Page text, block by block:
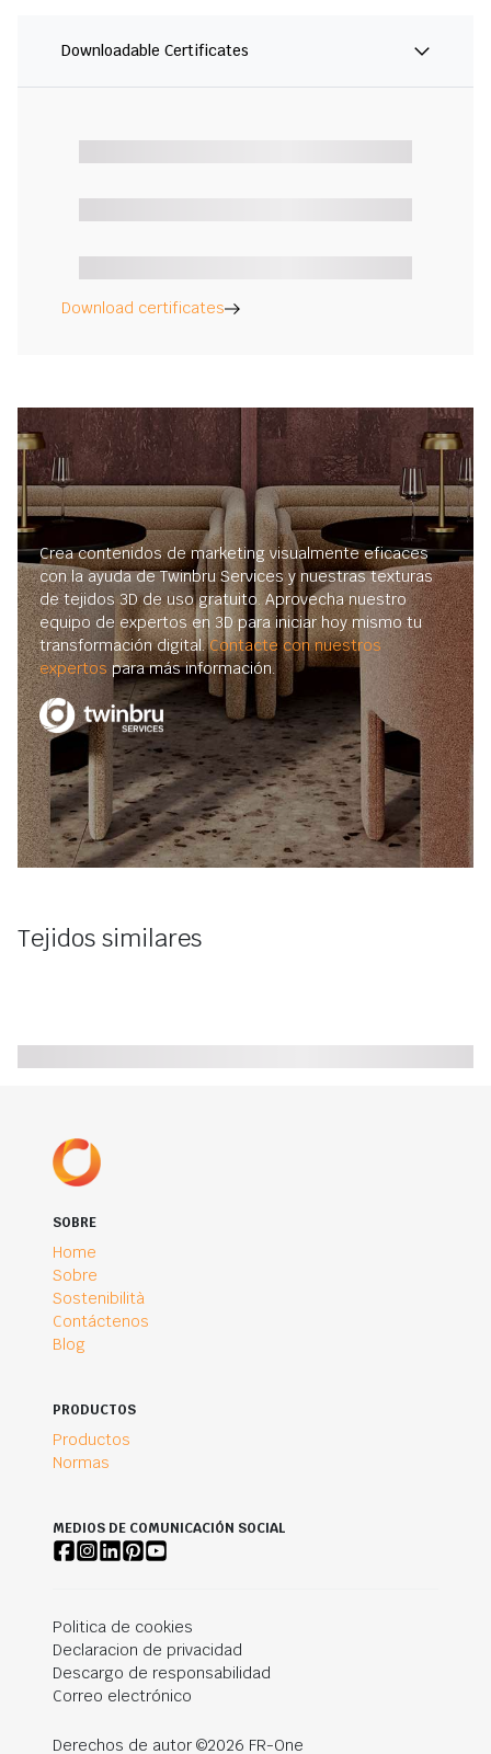
Downloadable Certificates
Download certificates
Crea contenidos de marketing visualmente eficaces
con la ayuda de Twinbru Services y nuestras texturas
de tejidos 3D de uso gratuito. Aprovecha nuestro
equipo de expertos en 3D para iniciar hoy mismo tu
transformación digital.Contacte con nuestros
expertos para más información.
Tejidos similares
SOBRE
Home
Sobre
Sostenibilità
Contáctenos
Blog
PRODUCTOS
Productos
Normas
MEDIOS DE COMUNICACIÓN SOCIAL
Politica de cookies
Declaracion de privacidad
Descargo de responsabilidad
Correo electrónico
Derechos de autor ©2026 FR-One